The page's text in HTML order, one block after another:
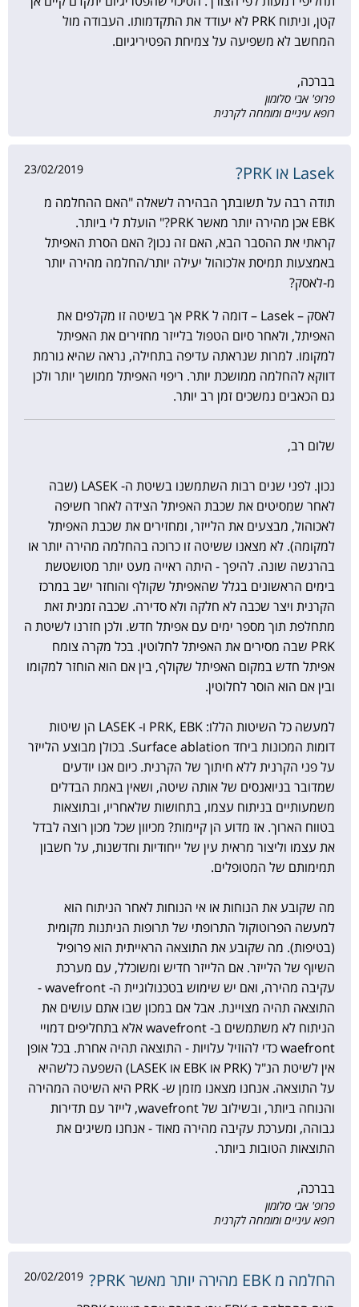
קטן, וניתוח PRK לא יעודד את התקדמותו. העבודה מול
המחשב לא משפיעה על צמיחת הפטיריגיום.
בברכה,
פרופ' אבי סלומון
רופא עיניים ומומחה לקרנית
Lasek או PRK? 23/02/2019
תודה רבה על תשובתך הבהירה לשאלה "האם ההחלמה מ
EBK אכן מהירה יותר מאשר PRK?" הועלת לי ביותר.
קראתי את ההסבר הבא, האם זה נכון? האם הסרת האפיתל
באמצעות תמיסת אלכוהול יעילה יותר/החלמה מהירה יותר
מ-לאסק?
לאסק – Lasek – דומה ל PRK אך בשיטה זו מקלפים את
האפיתל, ולאחר סיום הטפול בלייזר מחזירים את האפיתל
למקומו. למרות שנראתה עדיפה בתחילה, נראה שהיא גורמת
דווקא להחלמה ממושכת יותר. ריפוי האפיתל ממושך יותר ולכן
גם הכאבים נמשכים זמן רב יותר.
שלום רב,
נכון. לפני שנים רבות השתמשנו בשיטת ה- LASEK (שבה
לאחר שמסיטים את שכבת האפיתל הצידה לאחר חשיפה
לאכוהול, מבצעים את הלייזר, ומחזירים את שכבת האפיתל
למקומה). לא מצאנו ששיטה זו כרוכה בהחלמה מהירה יותר או
בהרגשה שונה. להיפך - היתה ראייה מעט יותר מטושטשת
בימים הראשונים בגלל שהאפיתל שקולף והוחזר ישב במרכז
הקרנית ויצר שכבה לא חלקה ולא סדירה. שכבה זמנית זאת
מתחלפת תוך מספר ימים עם אפיתל חדש. ולכן חזרנו לשיטת ה
PRK שבה מסירים את האפיתל לחלוטין. בכל מקרה צומח
אפיתל חדש במקום האפיתל שקולף, בין אם הוא הוחזר למקומו
ובין אם הוא הוסר לחלוטין.
למעשה כל השיטות הללו: PRK, EBK ו- LASEK הן שיטות
דומות המכונות ביחד Surface ablation. בכולן מבוצע הלייזר
על פני הקרנית ללא חיתוך של הקרנית. כיום אנו יודעים
שמדובר בניואנסים של אותה שיטה, ושאין באמת הבדלים
משמעותיים בניתוח עצמו, בתחושות שלאחריו, ובתוצאות
בטווח הארוך. אז מדוע הן קיימות? מכיוון שכל מכון רוצה לבדל
את עצמו וליצור מראית עין של ייחודיות וחדשנות, על חשבון
תמימותם של המטופלים.
מה שקובע את הנוחות או אי הנוחות לאחר הניתוח הוא
למעשה הפרוטוקול התרופתי של תרופות הניתנות מקומית
(בטיפות). מה שקובע את התוצאה הראייתית הוא פרופיל
השיוף של הלייזר. אם הלייזר חדיש ומשוכלל, עם מערכת
עקיבה מהירה, ואם יש שימוש בטכנולוגיית ה- wavefront -
התוצאה תהיה מצויינת. אבל אם במכון שבו אתם עושים את
הניתוח לא משתמשים ב- wavefront אלא בתחליפים דמויי
waefront כדי להוזיל עלויות - התוצאה תהיה אחרת. בכל אופן
אין לשיטת הנ"ל (PRK או EBK או LASEK) השפעה כלשהיא
על התוצאה. אנחנו מצאנו מזמן ש- PRK היא השיטה המהירה
והנוחה ביותר, ובשילוב של wavefront, לייזר עם תדירות
גבוהה, ומערכת עקיבה מהירה מאוד - אנחנו משיגים את
התוצאות הטובות ביותר.
בברכה,
פרופ' אבי סלומון
רופא עיניים ומומחה לקרנית
החלמה מ EBK מהירה יותר מאשר PRK? 20/02/2019